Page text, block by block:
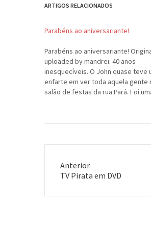
ARTIGOS RELACIONADOS
Parabéns ao aniversariante!
Parabéns ao aniversariante!
uploaded by mandrei. 40 anos
inesquecíveis. O John quase teve
enfarte em ver toda aquela gente
salão de festas da rua Pará. Foi
surpresa sucesso total. Foi muita
Anterior
Post
TV Pirata em DVD